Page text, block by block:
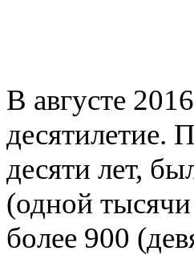
В августе
десятилетие.
десяти лет,
(одной
более 900